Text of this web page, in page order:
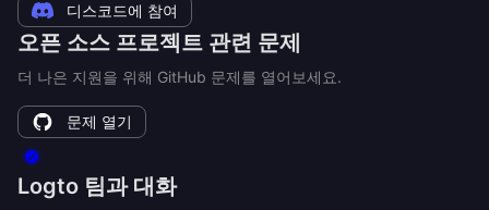
디스코드에 참여
오픈 소스 프로젝트 관련 문제
더 나은 지원을 위해 GitHub 문제를 열어보세요.
문제 열기
Logto 팀과 대화